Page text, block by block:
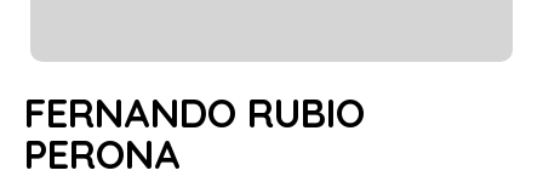
FERNANDO RUBIO
PERONA